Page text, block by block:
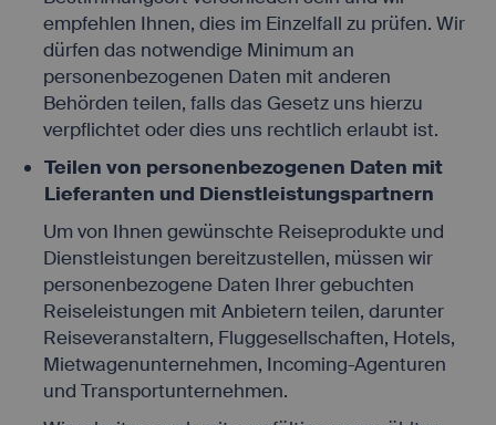
empfehlen Ihnen, dies im Einzelfall zu prüfen. Wir
dürfen das notwendige Minimum an
personenbezogenen Daten mit anderen
Behörden teilen, falls das Gesetz uns hierzu
verpflichtet oder dies uns rechtlich erlaubt ist.
Teilen von personenbezogenen Daten mit
Lieferanten und Dienstleistungspartnern
Um von Ihnen gewünschte Reiseprodukte und
Dienstleistungen bereitzustellen, müssen wir
personenbezogene Daten Ihrer gebuchten
Reiseleistungen mit Anbietern teilen, darunter
Reiseveranstaltern, Fluggesellschaften, Hotels,
Mietwagenunternehmen, Incoming-Agenturen
und Transportunternehmen.